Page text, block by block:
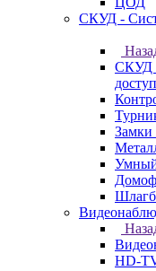
СКУД -
СКУД
Замки
HD-